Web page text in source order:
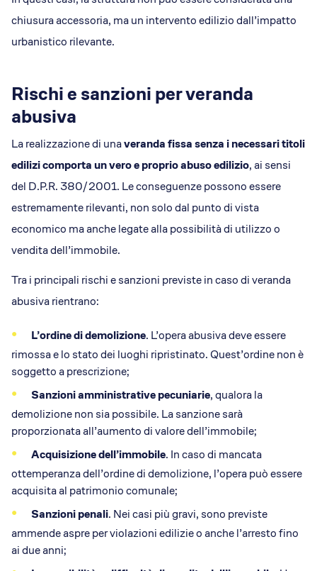
chiusura accessoria, ma un intervento edilizio dall’impatto
urbanistico rilevante.
Rischi e sanzioni per veranda
abusiva
La realizzazione di unaveranda fissa senza i necessari titoli
edilizi comporta un vero e proprio abuso edilizio, ai sensi
del D.P.R. 380/2001. Le conseguenze possono essere
estremamente rilevanti, non solo dal punto di vista
economico ma anche legate alla possibilità di utilizzo o
vendita dell’immobile.
Tra i principali rischi e sanzioni previste in caso di veranda
abusiva rientrano:
L’ordine di demolizione. L’opera abusiva deve essere
rimossa e lo stato dei luoghi ripristinato. Quest’ordine non è
soggetto a prescrizione;
Sanzioni amministrative pecuniarie, qualora la
demolizione non sia possibile. La sanzione sarà
proporzionata all’aumento di valore dell’immobile;
Acquisizione dell’immobile. In caso di mancata
ottemperanza dell’ordine di demolizione, l’opera può essere
acquisita al patrimonio comunale;
Sanzioni penali. Nei casi più gravi, sono previste
ammende aspre per violazioni edilizie o anche l’arresto fino
ai due anni;